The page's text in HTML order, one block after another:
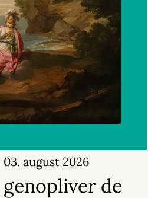
03. august 2026
de